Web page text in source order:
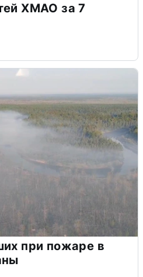
ХМАО за 7
при пожаре в